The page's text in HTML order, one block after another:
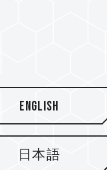
DL
English
日本語